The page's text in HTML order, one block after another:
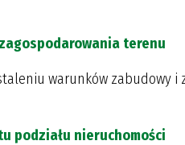
terenu
warunków zabudowy i
podziału nieruchomości